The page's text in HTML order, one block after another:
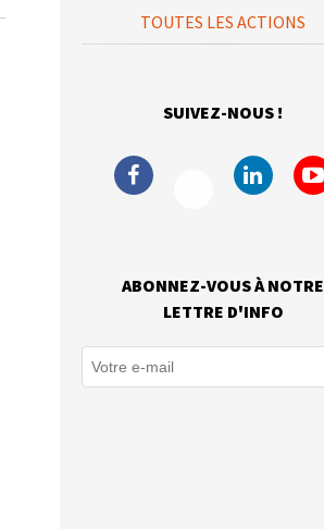
TOUTES LES ACTIONS
SUIVEZ-NOUS !
ABONNEZ-VOUS À NOTRE
LETTRE D'INFO